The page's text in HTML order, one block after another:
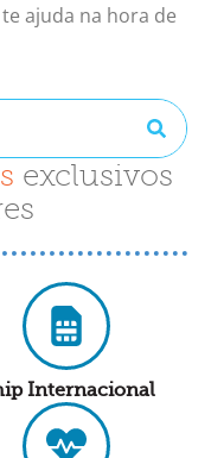
ajuda na hora de
exclusivos
Internacional